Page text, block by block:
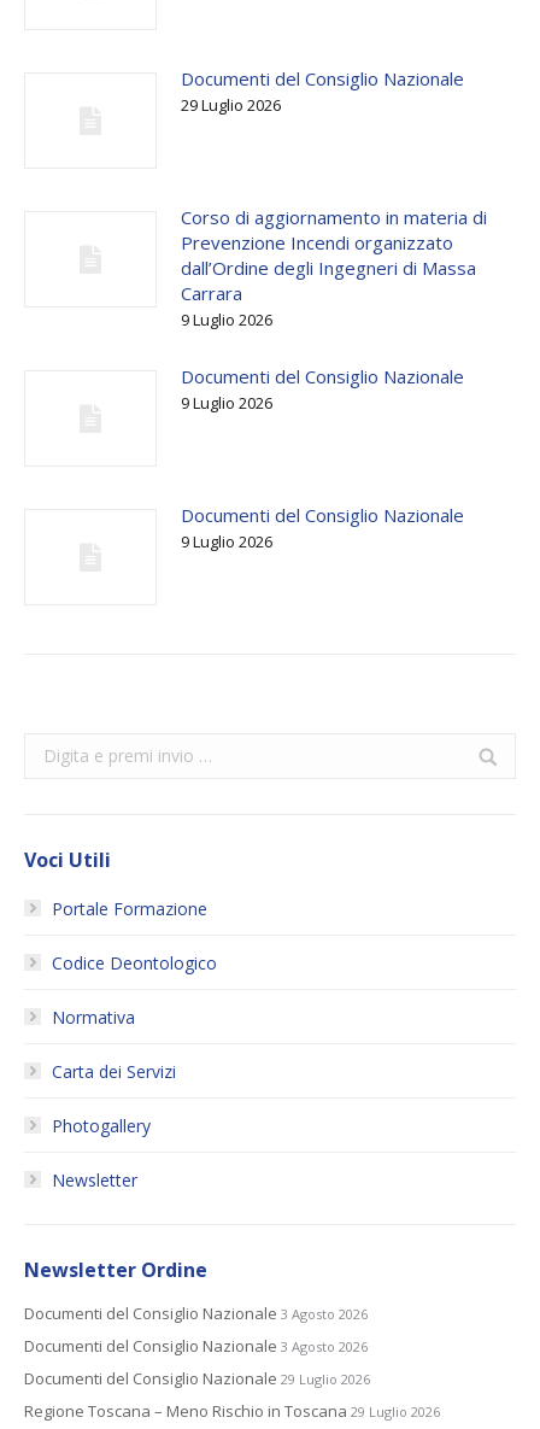
Documenti del Consiglio Nazionale
29 Luglio 2026
Corso di aggiornamento in materia di
Prevenzione Incendi organizzato
dall’Ordine degli Ingegneri di Massa
Carrara
9 Luglio 2026
Documenti del Consiglio Nazionale
9 Luglio 2026
Documenti del Consiglio Nazionale
9 Luglio 2026
Search:
Voci Utili
Portale Formazione
Codice Deontologico
Normativa
Carta dei Servizi
Photogallery
Newsletter
Newsletter Ordine
Documenti del Consiglio Nazionale 3 Agosto 2026
Documenti del Consiglio Nazionale 3 Agosto 2026
Documenti del Consiglio Nazionale 29 Luglio 2026
Regione Toscana – Meno Rischio in Toscana 29 Luglio 2026